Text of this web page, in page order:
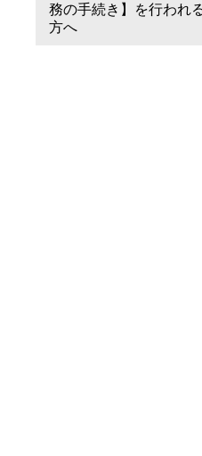
務の手続き】を行われ
方へ